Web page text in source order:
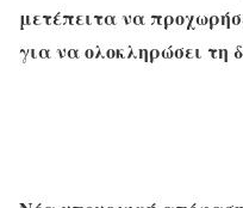
μετέπειτα να
για να ολοκληρώσει τη